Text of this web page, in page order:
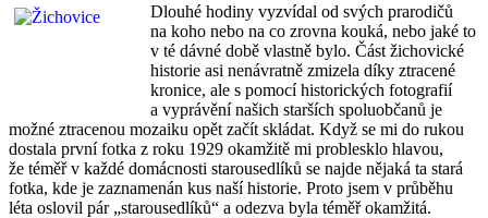
Dlouhé hodiny vyzvídal od svých prarodičů
na koho nebo na co zrovna kouká, nebo jaké to
v té dávné době vlastně bylo. Část žichovické
historie asi nenávratně zmizela díky ztracené
kronice, ale s pomocí historických fotografií
a vyprávění našich starších spoluobčanů je
možné ztracenou mozaiku opět začít skládat. Když se mi do rukou
dostala první fotka z roku 1929 okamžitě mi problesklo hlavou,
že téměř v každé domácnosti starousedlíků se najde nějaká ta stará
fotka, kde je zaznamenán kus naší historie. Proto jsem v průběhu
léta oslovil pár „starousedlíků“ a odezva byla téměř okamžitá.